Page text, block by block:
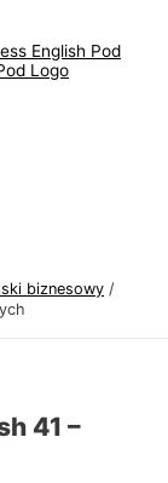
biznesowy /
41 –